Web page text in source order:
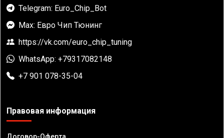
Telegram: Euro_Chip_Bot
Max: Евро Чип Тюнинг
https://vk.com/euro_chip_tuning
WhatsApp: +79317082148
+7 901 078-35-04
Правовая информация